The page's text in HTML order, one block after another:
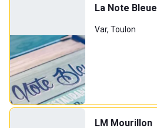
La Note Bleue
Var, Toulon
LM Mourillon